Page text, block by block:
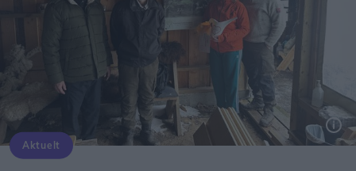
Aktuelt